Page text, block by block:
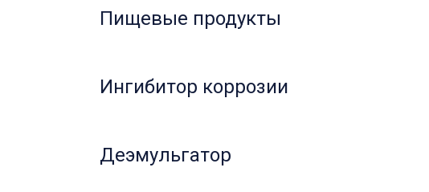
Пищевые продукты
Ингибитор коррозии
Деэмульгатор